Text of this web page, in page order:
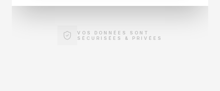
VOS DONNÉES SONT
SÉCURISÉES & PRIVÉES